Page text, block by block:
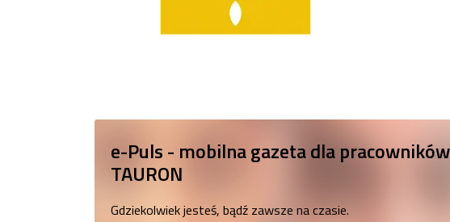
e-Puls - mobilna gazeta dla
TAURON
Gdziekolwiek jesteś, bądź zawsze na czasie.